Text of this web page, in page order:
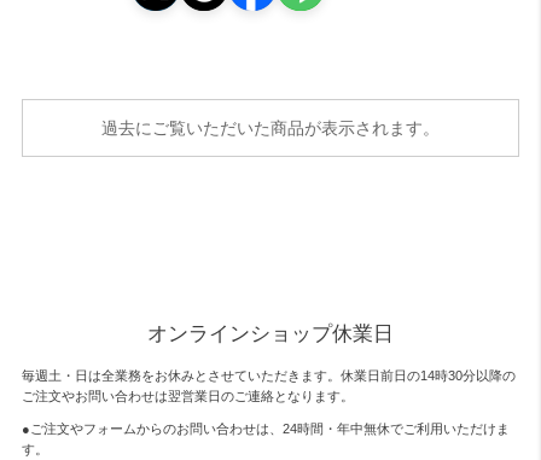
過去にご覧いただいた商品が表示されます。
オンラインショップ休業日
毎週土・日は全業務をお休みとさせていただきます。休業日前日の14時30分以降の
ご注文やお問い合わせは翌営業日のご連絡となります。
●ご注文やフォームからのお問い合わせは、 24時間・年中無休でご利用いただけま
す。